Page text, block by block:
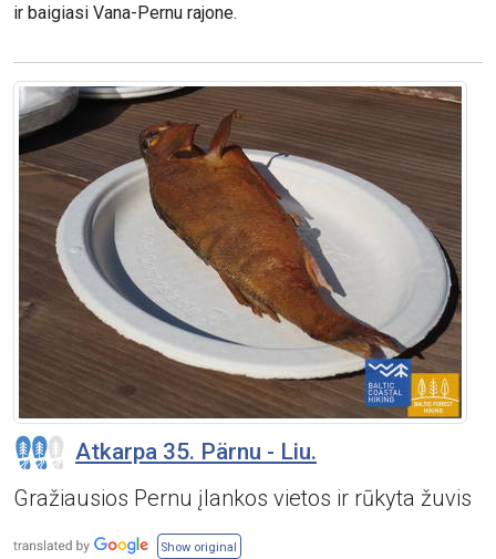
ir baigiasi Vana-Pernu rajone.
Atkarpa 35. Pärnu - Liu.
Gražiausios Pernu įlankos vietos ir rūkyta žuvis
Show original